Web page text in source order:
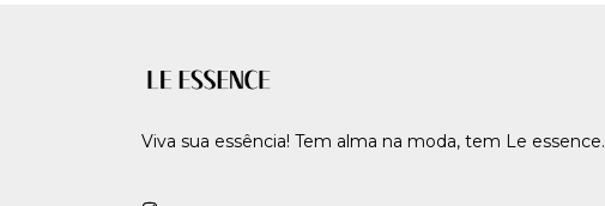
Viva sua essência! Tem alma na moda, tem Le essence.